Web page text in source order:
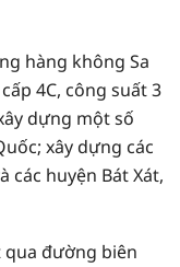
hàng không Sa
4C, công suất 3
dựng một số
xây dựng các
các huyện Bát Xát,
đường biên